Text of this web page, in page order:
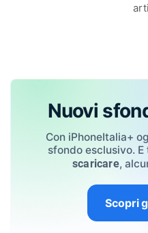
Nuovi
Con iPhoneItalia+
sfondo esclusivo.
scaricare,
Scopri